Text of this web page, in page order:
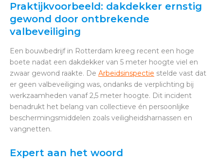
Praktijkvoorbeeld: dakdekker ernstig
gewond door ontbrekende
valbeveiliging
Een bouwbedrijf in Rotterdam kreeg recent een hoge
boete nadat een dakdekker van 5 meter hoogte viel en
zwaar gewond raakte. De Arbeidsinspectie stelde vast dat
er geen valbeveiliging was, ondanks de verplichting bij
werkzaamheden vanaf 2,5 meter hoogte. Dit incident
benadrukt het belang van collectieve én persoonlijke
beschermingsmiddelen zoals veiligheidsharnassen en
vangnetten.
Expert aan het woord